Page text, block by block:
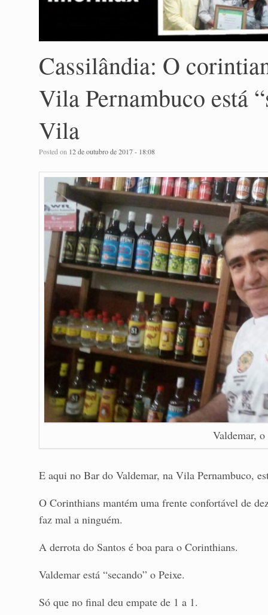
Cassilândia: O
Vila Pernambuco está
Vila
Posted on 12 de outubro de 2017 - 18:08
Valdemar,
E aqui no Bar do Valdemar, na Vila Pernambuco,
O Corinthians mantém uma frente confortável de
faz mal a ninguém.
A derrota do Santos é boa para o Corinthians.
Valdemar está “secando” o Peixe.
Só que no final deu empate de 1 a 1.